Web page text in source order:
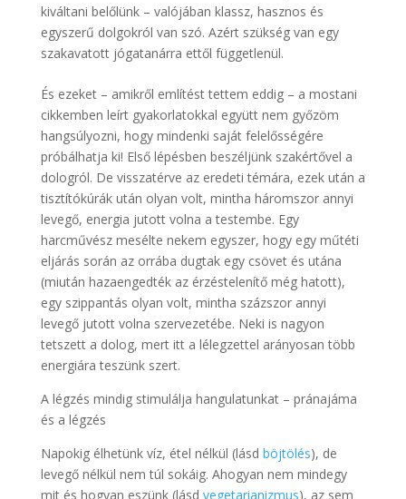
kiváltani belőlünk – valójában klassz, hasznos és
egyszerű dolgokról van szó. Azért szükség van egy
szakavatott jógatanárra ettől függetlenül.
És ezeket – amikről említést tettem eddig – a mostani
cikkemben leírt gyakorlatokkal együtt nem győzöm
hangsúlyozni, hogy mindenki saját felelősségére
próbálhatja ki! Első lépésben beszéljünk szakértővel a
dologról. De visszatérve az eredeti témára, ezek után a
tisztítókúrák után olyan volt, mintha háromszor annyi
levegő, energia jutott volna a testembe. Egy
harcművész mesélte nekem egyszer, hogy egy műtéti
eljárás során az orrába dugtak egy csövet és utána
(miután hazaengedték az érzéstelenítő még hatott),
egy szippantás olyan volt, mintha százszor annyi
levegő jutott volna szervezetébe. Neki is nagyon
tetszett a dolog, mert itt a lélegzettel arányosan több
energiára teszünk szert.
A légzés mindig stimulálja hangulatunkat – pránajáma
és a légzés
Napokig élhetünk víz, étel nélkül (lásd böjtölés), de
levegő nélkül nem túl sokáig. Ahogyan nem mindegy
mit és hogyan eszünk (lásd vegetarianizmus), az sem